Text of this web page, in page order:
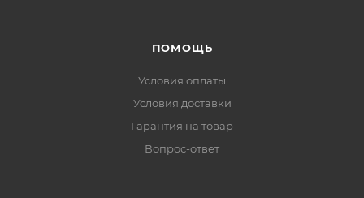
ПОМОЩЬ
Условия оплаты
Условия доставки
Гарантия на товар
Вопрос-ответ